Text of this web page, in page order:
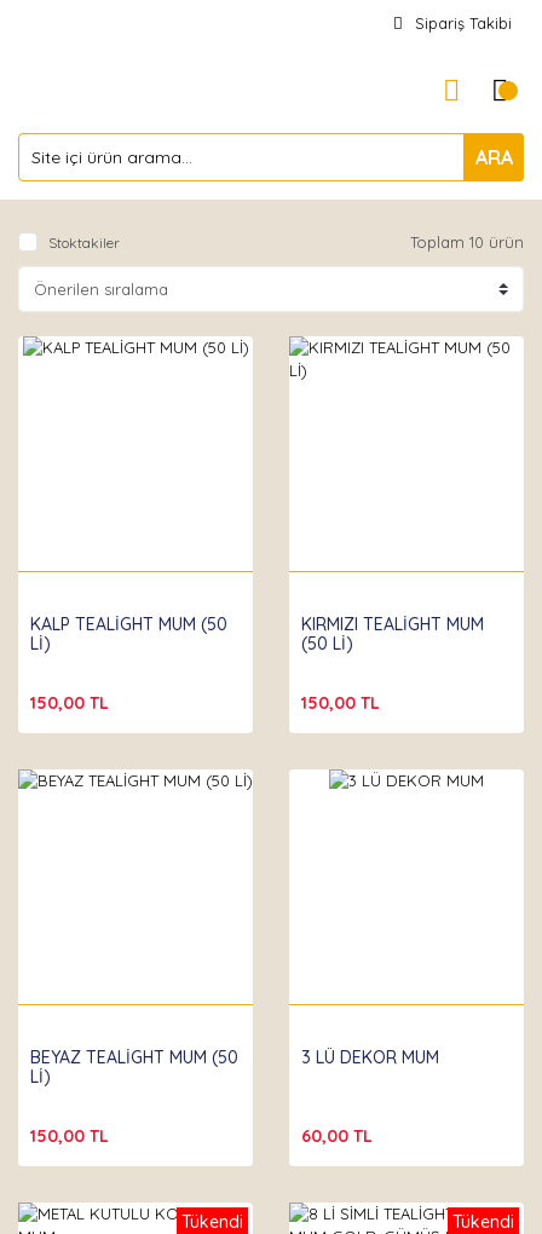
Sipariş Takibi
ARA
Stoktakiler Toplam 10 ürün
KALP TEALİGHT MUM (50
Lİ)
150,00 TL
KIRMIZI TEALİGHT MUM
(50 Lİ)
150,00 TL
BEYAZ TEALİGHT MUM (50
Lİ)
150,00 TL
3 LÜ DEKOR MUM
60,00 TL
Tükendi Tükendi